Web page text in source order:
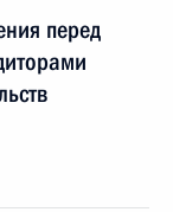
перед